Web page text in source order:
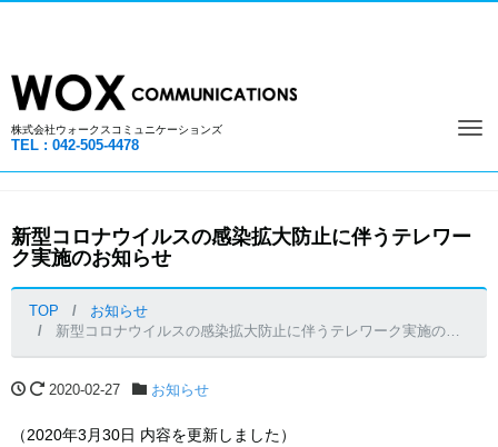
株式会社ウォークスコミュニケーションズ
TEL : 042-505-4478
新型コロナウイルスの感染拡大防止に伴うテレワー
ク実施のお知らせ
TOP
お知らせ
新型コロナウイルスの感染拡大防止に伴うテレワーク実施のお知らせ
2020-02-27 お知らせ
（2020年3月30日 内容を更新しました）